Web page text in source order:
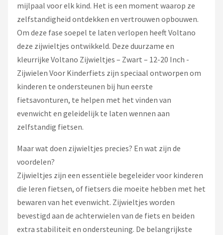
Cortina
Alle merken →
mijlpaal voor elk kind. Het is een moment waarop ze
zelfstandigheid ontdekken en vertrouwen opbouwen.
Om deze fase soepel te laten verlopen heeft Voltano
deze zijwieltjes ontwikkeld. Deze duurzame en
kleurrijke Voltano Zijwieltjes – Zwart – 12-20 Inch -
Zijwielen Voor Kinderfiets zijn speciaal ontworpen om
kinderen te ondersteunen bij hun eerste
fietsavonturen, te helpen met het vinden van
evenwicht en geleidelijk te laten wennen aan
zelfstandig fietsen.
Maar wat doen zijwieltjes precies? En wat zijn de
voordelen?
Zijwieltjes zijn een essentiële begeleider voor kinderen
die leren fietsen, of fietsers die moeite hebben met het
bewaren van het evenwicht. Zijwieltjes worden
bevestigd aan de achterwielen van de fiets en beiden
extra stabiliteit en ondersteuning. De belangrijkste